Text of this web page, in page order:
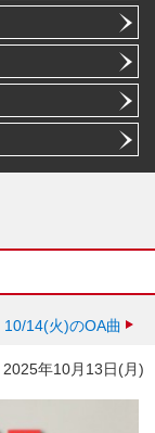
10/14(火)のOA曲
2025年10月13日(月)